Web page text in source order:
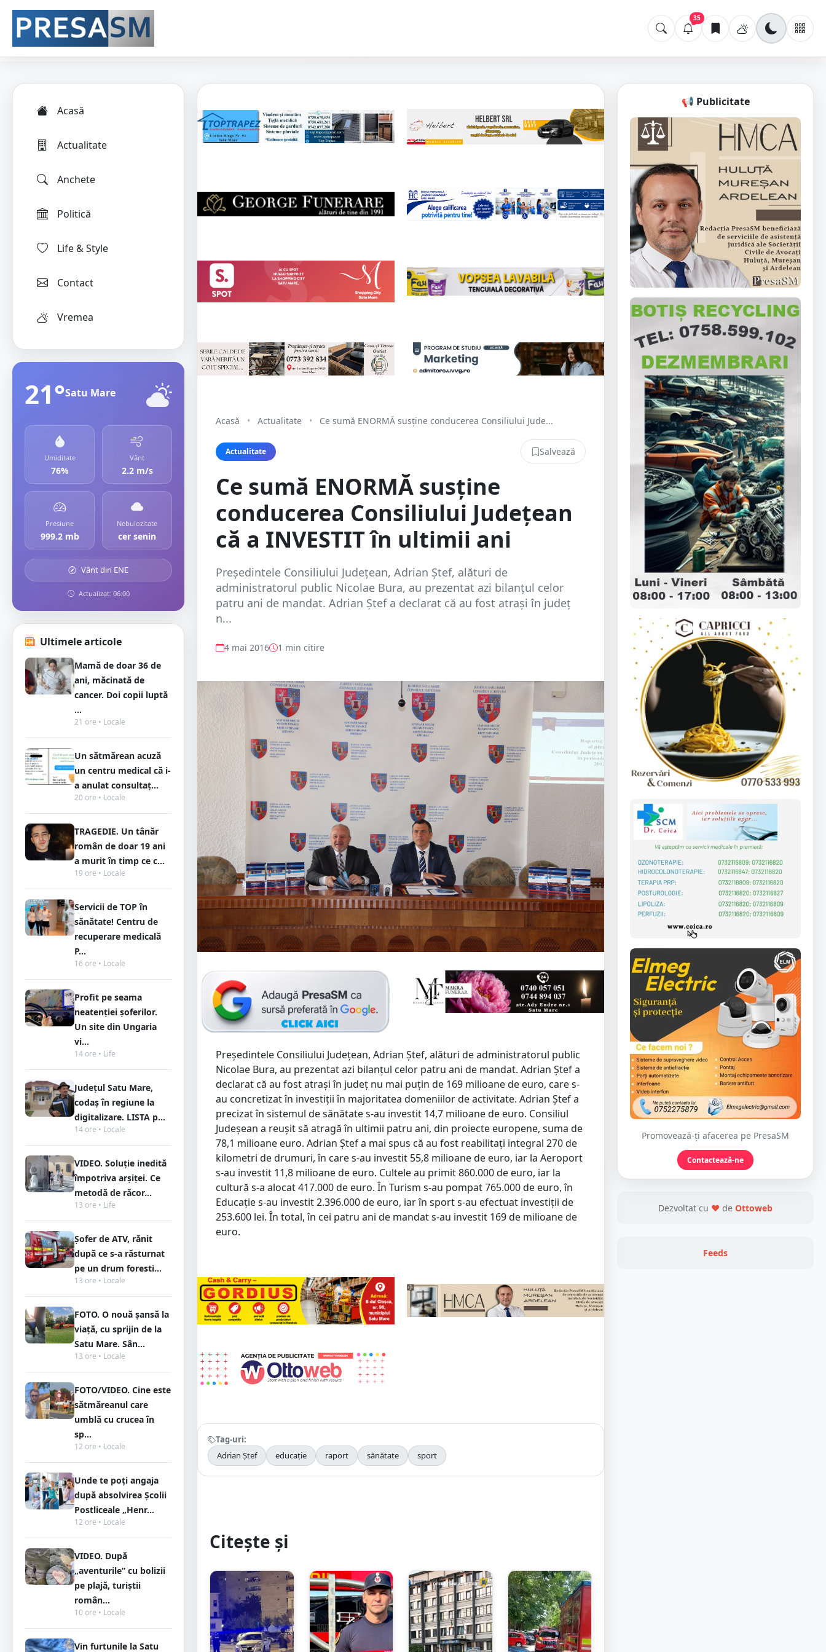
35
Acasă
Actualitate
Anchete
Politică
Life & Style
Contact
Vremea
21°Satu Mare
Umiditate
76%
Vânt
2.2 m/s
Presiune
999.2 mb
Nebulozitate
cer senin
Vânt din ENE
Actualizat: 06:00
Ultimele articole
Mamă de doar 36 de
ani, măcinată de
cancer. Doi copii luptă
...
21 ore • Locale
Un sătmărean acuză
un centru medical că i-
a anulat consultaț...
20 ore • Locale
TRAGEDIE. Un tânăr
român de doar 19 ani
a murit în timp ce c...
19 ore • Locale
Servicii de TOP în
sănătate! Centru de
recuperare medicală
P...
16 ore • Locale
Profit pe seama
neatenției șoferilor.
Un site din Ungaria
vi...
14 ore • Life
Județul Satu Mare,
codaș în regiune la
digitalizare. LISTA p...
14 ore • Locale
VIDEO. Soluție inedită
împotriva arșiței. Ce
metodă de răcor...
13 ore • Life
Șofer de ATV, rănit
după ce s-a răsturnat
pe un drum foresti...
13 ore • Locale
FOTO. O nouă șansă la
viață, cu sprijin de la
Satu Mare. Sân...
13 ore • Locale
FOTO/VIDEO. Cine este
sătmăreanul care
umblă cu crucea în
sp...
12 ore • Locale
Unde te poți angaja
după absolvirea Școlii
Postliceale „Henr...
12 ore • Locale
VIDEO. După
„aventurile” cu bolizii
pe plajă, turiștii
român...
10 ore • Locale
Vin furtunile la Satu
Acasă • Actualitate • Ce sumă ENORMĂ susţine conducerea Consiliului Jude...
Actualitate Salvează
Ce sumă ENORMĂ susţine
conducerea Consiliului Judeţean
că a INVESTIT în ultimii ani
Preşedintele Consiliului Judeţean, Adrian Ştef, alături de
administratorul public Nicolae Bura, au prezentat azi bilanţul celor
patru ani de mandat. Adrian Ştef a declarat că au fost atraşi în judeţ
n...
4 mai 2016 1 min citire
Preşedintele Consiliului Judeţean, Adrian Ştef, alături de administratorul public
Nicolae Bura, au prezentat azi bilanţul celor patru ani de mandat. Adrian Ştef a
declarat că au fost atraşi în judeţ nu mai puţin de 169 milioane de euro, care s-
au concretizat în investiţii în majoritatea domeniilor de activitate. Adrian Ştef a
precizat în sistemul de sănătate s-au investit 14,7 milioane de euro. Consiliul
Judeşean a reuşit să atragă în ultimii patru ani, din proiecte europene, suma de
78,1 milioane euro. Adrian Ştef a mai spus că au fost reabilitaţi integral 270 de
kilometri de drumuri, în care s-au investit 55,8 milioane de euro, iar la Aeroport
s-au investit 11,8 milioane de euro. Cultele au primit 860.000 de euro, iar la
cultură s-a alocat 417.000 de euro. În Turism s-au pompat 765.000 de euro, în
Educaţie s-au investit 2.396.000 de euro, iar în sport s-au efectuat investiţii de
253.600 lei. În total, în cei patru ani de mandat s-au investit 169 de milioane de
euro.
Tag-uri:
Adrian Ștef
educație raport sănătate sport
Citește și
📢 Publicitate
Promovează-ți afacerea pe PresaSM
Contactează-ne
Dezvoltat cu ❤ de Ottoweb
Feeds